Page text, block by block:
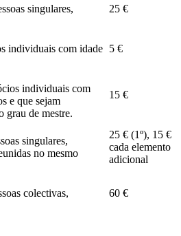
singulares,
25 €
individuais com idade 5 €
individuais com
e que sejam
grau de mestre.
15 €
singulares,
no mesmo
25 € (1º), 15 €
cada elemento
adicional
colectivas,
60 €